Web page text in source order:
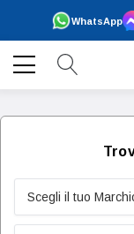
WhatsApp